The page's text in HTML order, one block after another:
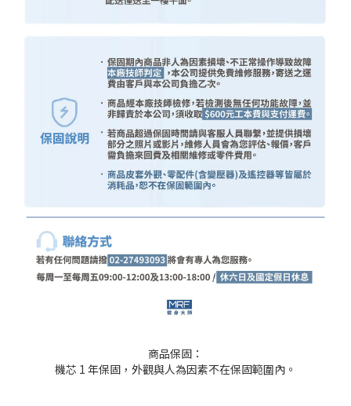
商品保固：
機芯 1 年保固，外觀與人為因素不在保固範圍內。